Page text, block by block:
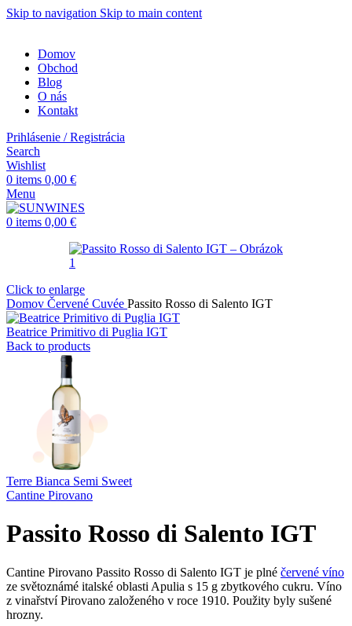
Skip to navigation Skip to main content
Domov
Obchod
Blog
O nás
Kontakt
Prihlásenie / Registrácia
Search
Wishlist
0 items 0,00 €
Menu
0 items 0,00 €
Click to enlarge
Domov Červené Cuvée Passito Rosso di Salento IGT
Beatrice Primitivo di Puglia IGT
Back to products
Terre Bianca Semi Sweet
Cantine Pirovano
Passito Rosso di Salento IGT
Cantine Pirovano Passito Rosso di Salento IGT je plné červené víno
ze světoznámé italské oblasti Apulia s 15 g zbytkového cukru. Víno
z vinařství Pirovano založeného v roce 1910. Použity byly sušené
hrozny.